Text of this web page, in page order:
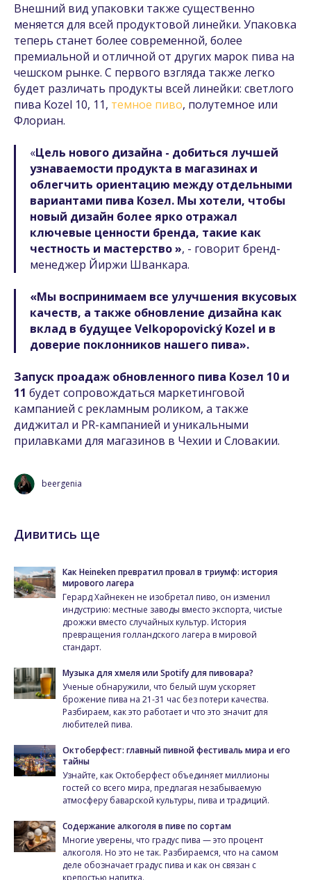
Внешний вид упаковки также существенно
меняется для всей продуктовой линейки. Упаковка
теперь станет более современной, более
премиальной и отличной от других марок пива на
чешском рынке. С первого взгляда также легко
будет различать продукты всей линейки: светлого
пива Kozel 10, 11, темное пиво, полутемное или
Флориан.
«Цель нового дизайна - добиться лучшей
узнаваемости продукта в магазинах и
облегчить ориентацию между отдельными
вариантами пива Козел. Мы хотели, чтобы
новый дизайн более ярко отражал
ключевые ценности бренда, такие как
честность и мастерство », - говорит бренд-
менеджер Йиржи Шванкара.
«Мы воспринимаем все улучшения вкусовых
качеств, а также обновление дизайна как
вклад в будущее Velkopopovický Kozel и в
доверие поклонников нашего пива».
Запуск проадаж обновленного пива Козел 10 и
11 будет сопровождаться маркетинговой
кампанией с рекламным роликом, а также
диджитал и PR-кампанией и уникальными
прилавками для магазинов в Чехии и Словакии.
beergenia
Дивитись ще
Как Heineken превратил провал в триумф: история
мирового лагера
Герард Хайнекен не изобретал пиво, он изменил
индустрию: местные заводы вместо экспорта, чистые
дрожжи вместо случайных культур. История
превращения голландского лагера в мировой
стандарт.
Музыка для хмеля или Spotify для пивовара?
Ученые обнаружили, что белый шум ускоряет
брожение пива на 21-31 час без потери качества.
Разбираем, как это работает и что это значит для
любителей пива.
Октоберфест: главный пивной фестиваль мира и его
тайны
Узнайте, как Октоберфест объединяет миллионы
гостей со всего мира, предлагая незабываемую
атмосферу баварской культуры, пива и традиций.
Содержание алкоголя в пиве по сортам
Многие уверены, что градус пива — это процент
алкоголя. Но это не так. Разбираемся, что на самом
деле обозначает градус пива и как он связан с
крепостью напитка.